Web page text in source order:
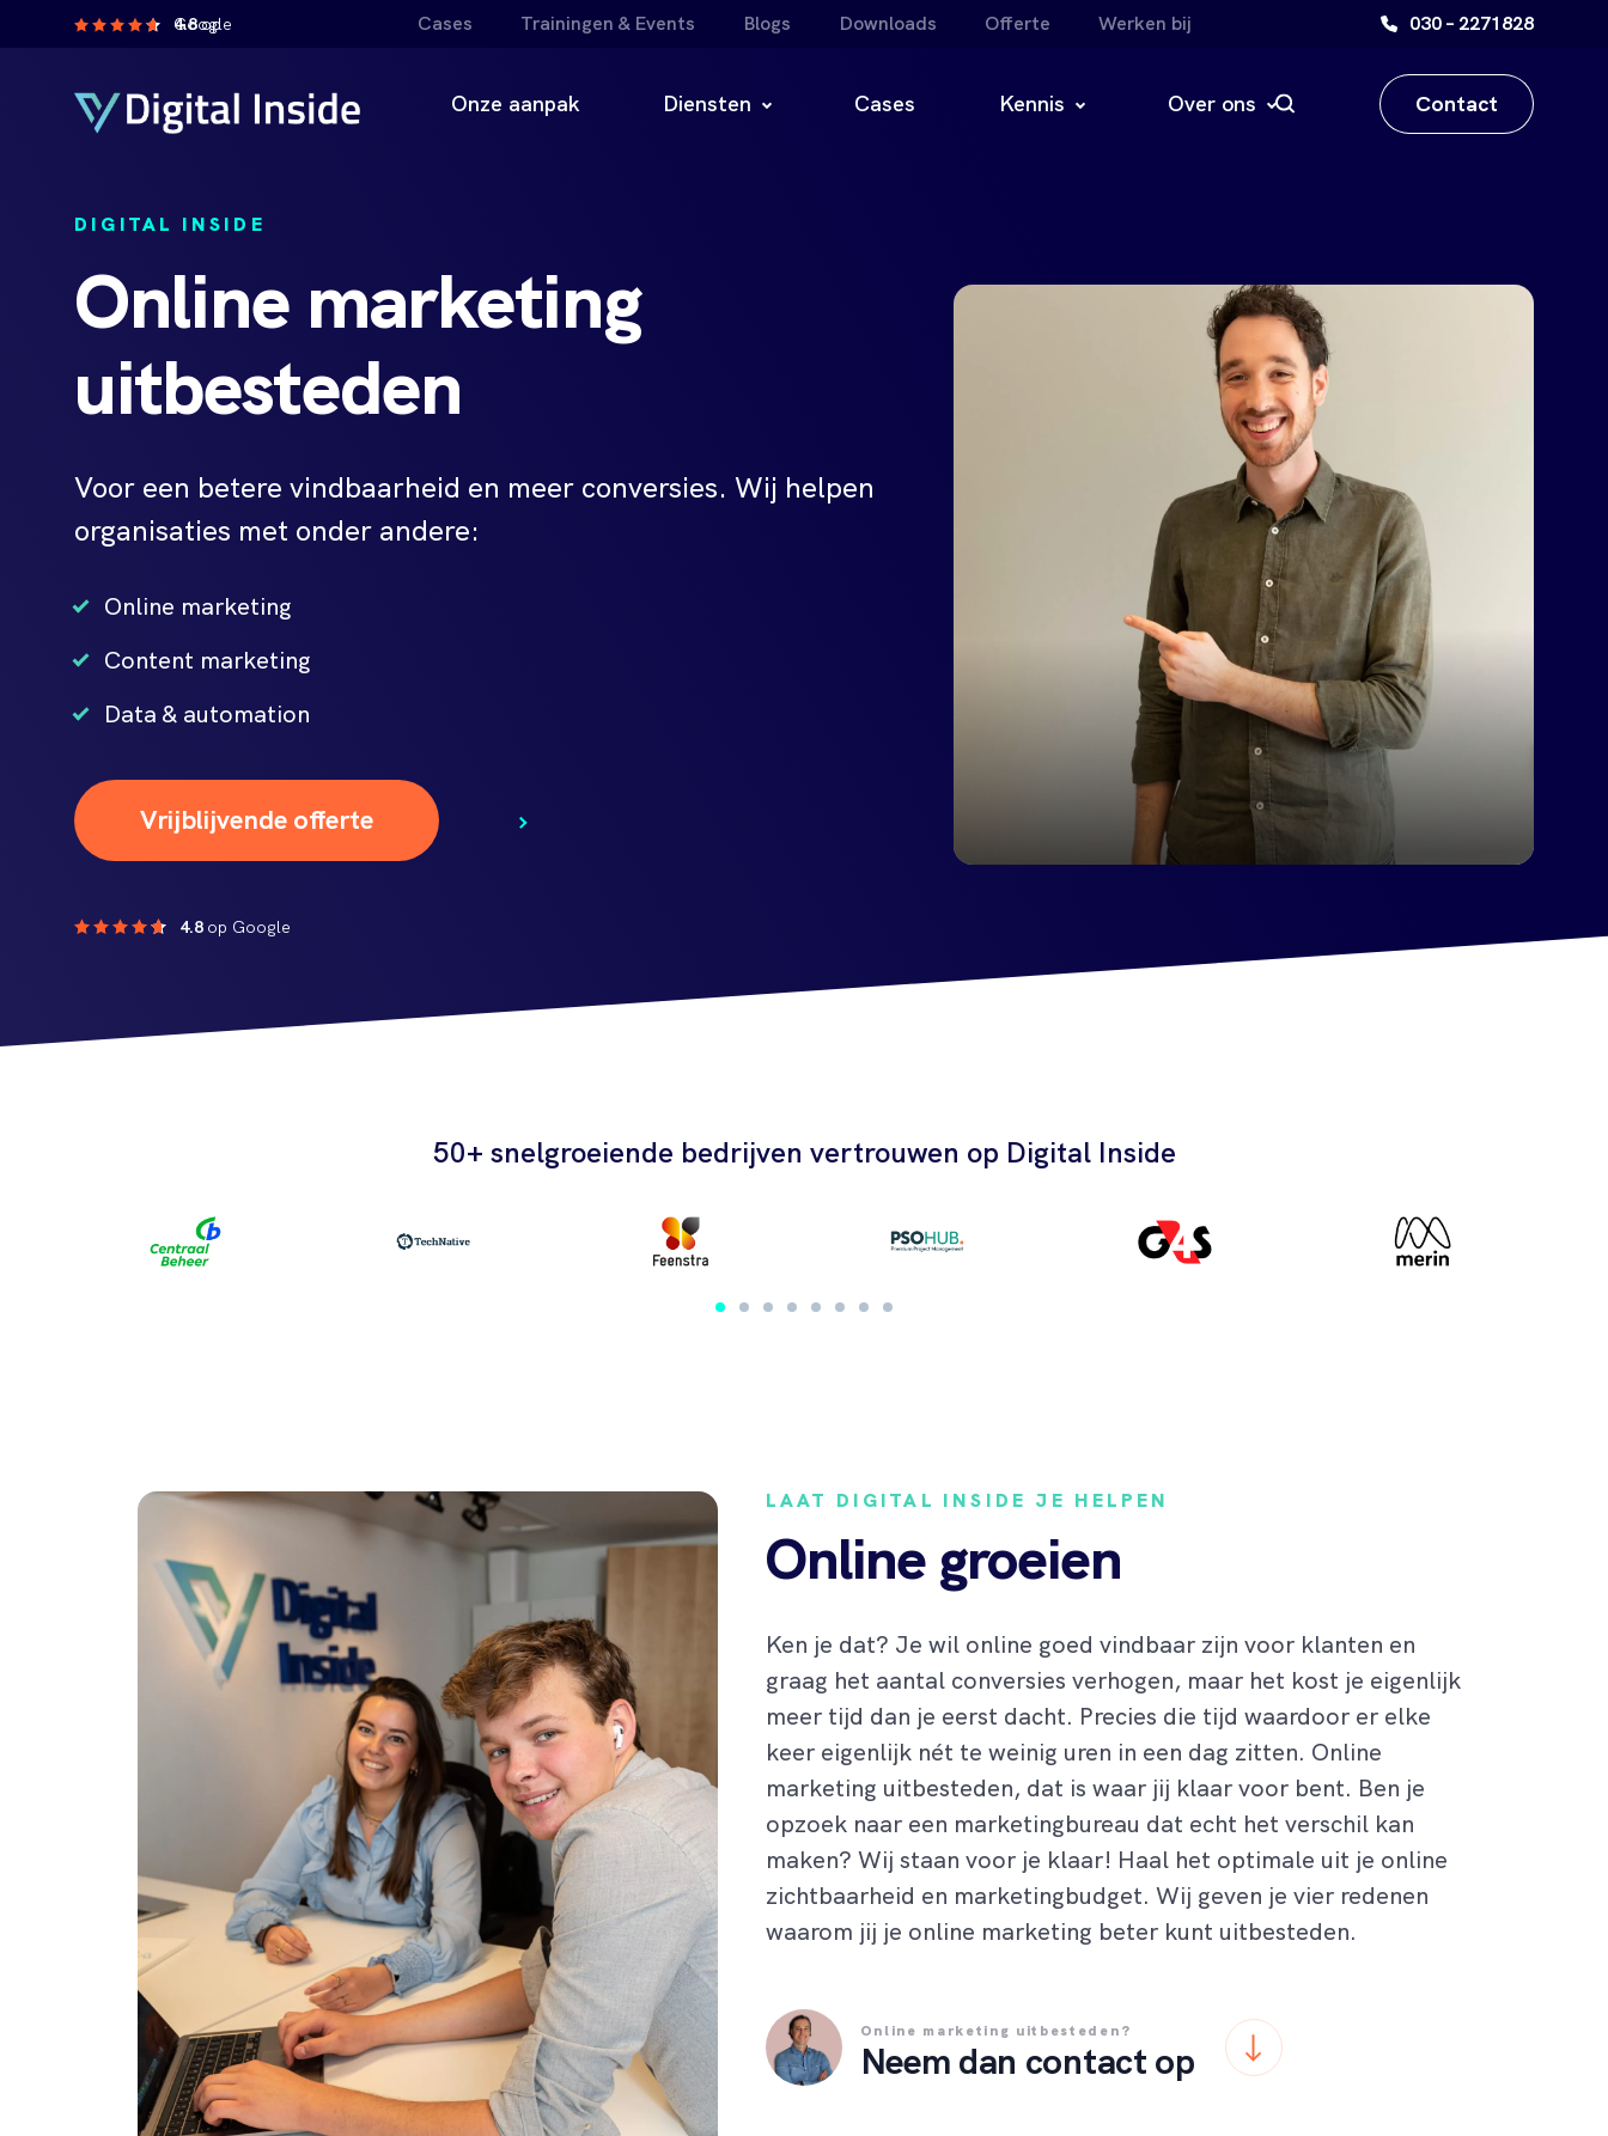
4.8
op Google Cases Trainingen & Events Blogs Downloads Offerte Werken bij 030 – 2271828
Onze aanpak Diensten Cases Kennis Over ons Contact
DIGITAL INSIDE
Online marketing
uitbesteden
Voor een betere vindbaarheid en meer conversies. Wij helpen
organisaties met onder andere:
Online marketing
Content marketing
Data & automation
Vrijblijvende offerte
4.8 op Google
50+ snelgroeiende bedrijven vertrouwen op Digital Inside
LAAT DIGITAL INSIDE JE HELPEN
Online groeien
Ken je dat? Je wil online goed vindbaar zijn voor klanten en
graag het aantal conversies verhogen, maar het kost je eigenlijk
meer tijd dan je eerst dacht. Precies die tijd waardoor er elke
keer eigenlijk nét te weinig uren in een dag zitten. Online
marketing uitbesteden, dat is waar jij klaar voor bent. Ben je
opzoek naar een marketingbureau dat echt het verschil kan
maken? Wij staan voor je klaar! Haal het optimale uit je online
zichtbaarheid en marketingbudget. Wij geven je vier redenen
waarom jij je online marketing beter kunt uitbesteden.
Online marketing uitbesteden?
Neem dan contact op